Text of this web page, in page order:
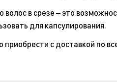
волос в срезе – это
для капсулирования.
с доставкой по